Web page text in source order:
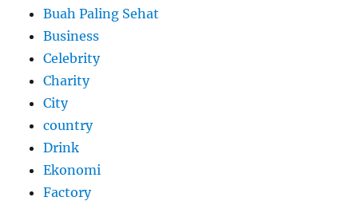
Buah Paling Sehat
Business
Celebrity
Charity
City
country
Drink
Ekonomi
Factory